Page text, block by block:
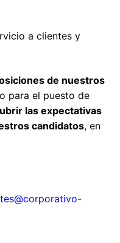
a clientes y
de nuestros
para el puesto de
las expectativas
candidatos, en